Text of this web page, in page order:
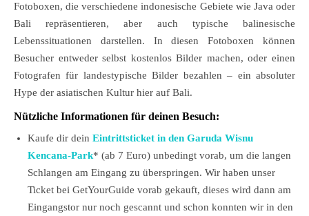
Fotoboxen, die verschiedene indonesische Gebiete wie Java oder
Bali repräsentieren, aber auch typische balinesische
Lebenssituationen darstellen. In diesen Fotoboxen können
Besucher entweder selbst kostenlos Bilder machen, oder einen
Fotografen für landestypische Bilder bezahlen – ein absoluter
Hype der asiatischen Kultur hier auf Bali.
Nützliche Informationen für deinen Besuch:
Kaufe dir dein Eintrittsticket in den Garuda Wisnu
Kencana-Park* (ab 7 Euro) unbedingt vorab, um die langen
Schlangen am Eingang zu überspringen. Wir haben unser
Ticket bei GetYourGuide vorab gekauft, dieses wird dann am
Eingangstor nur noch gescannt und schon konnten wir in den